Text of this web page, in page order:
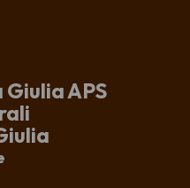
Giulia APS